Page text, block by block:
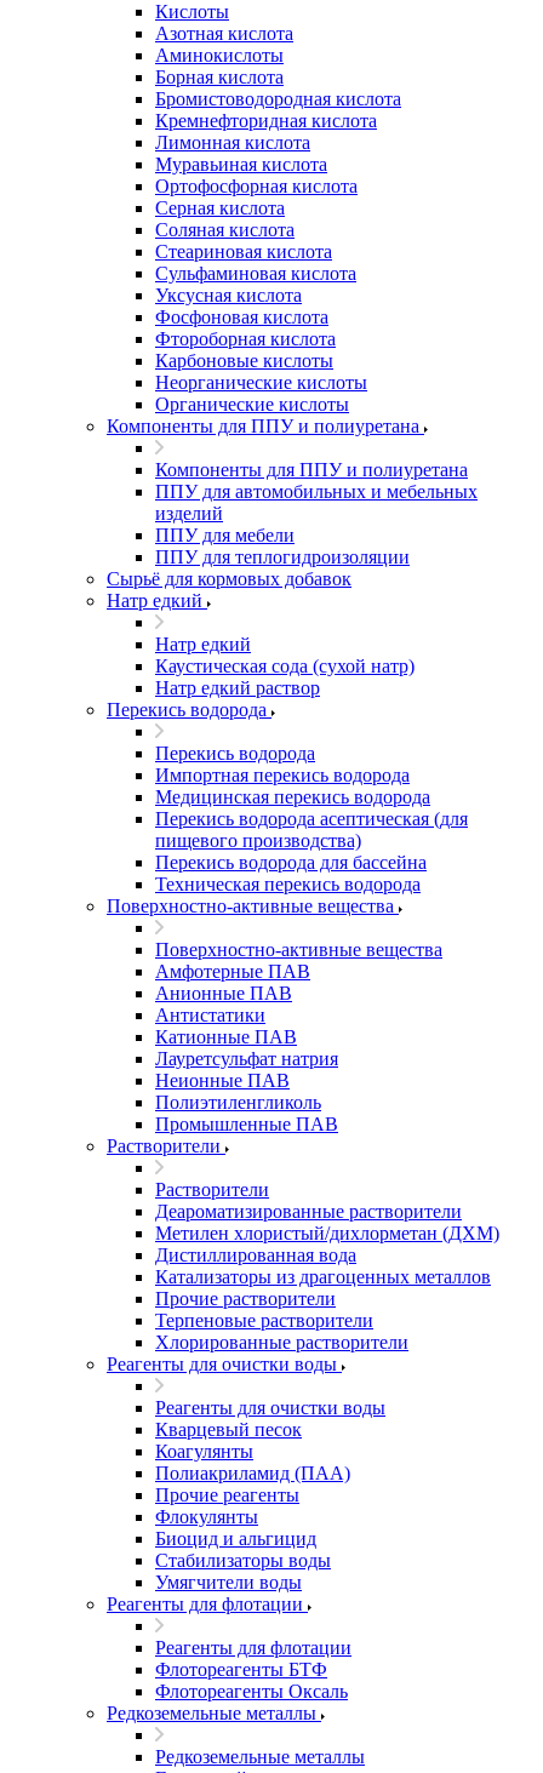
Кислоты
Азотная кислота
Аминокислоты
Борная кислота
Бромистоводородная кислота
Кремнефторидная кислота
Лимонная кислота
Муравьиная кислота
Ортофосфорная кислота
Серная кислота
Соляная кислота
Стеариновая кислота
Сульфаминовая кислота
Уксусная кислота
Фосфоновая кислота
Фтороборная кислота
Карбоновые кислоты
Неорганические кислоты
Органические кислоты
Компоненты для ППУ и полиуретана
Компоненты для ППУ и полиуретана
ППУ для автомобильных и мебельных
изделий
ППУ для мебели
ППУ для теплогидроизоляции
Сырьё для кормовых добавок
Натр едкий
Натр едкий
Каустическая сода (сухой натр)
Натр едкий раствор
Перекись водорода
Перекись водорода
Импортная перекись водорода
Медицинская перекись водорода
Перекись водорода асептическая (для
пищевого производства)
Перекись водорода для бассейна
Техническая перекись водорода
Поверхностно-активные вещества
Поверхностно-активные вещества
Амфотерные ПАВ
Анионные ПАВ
Антистатики
Катионные ПАВ
Лауретсульфат натрия
Неионные ПАВ
Полиэтиленгликоль
Промышленные ПАВ
Растворители
Растворители
Деароматизированные растворители
Метилен хлористый/дихлорметан (ДХМ)
Дистиллированная вода
Катализаторы из драгоценных металлов
Прочие растворители
Терпеновые растворители
Хлорированные растворители
Реагенты для очистки воды
Реагенты для очистки воды
Кварцевый песок
Коагулянты
Полиакриламид (ПАА)
Прочие реагенты
Флокулянты
Биоцид и альгицид
Стабилизаторы воды
Умягчители воды
Реагенты для флотации
Реагенты для флотации
Флотореагенты БТФ
Флотореагенты Оксаль
Редкоземельные металлы
Редкоземельные металлы